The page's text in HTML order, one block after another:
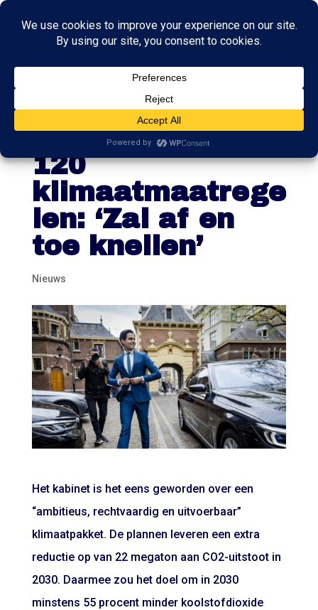
Kabinet trekt 28
miljard uit voor
120
klimaatmaatrege
len: ‘Zal af en
toe knellen’
Nieuws
Het kabinet is het eens geworden over een
“ambitieus, rechtvaardig en uitvoerbaar”
klimaatpakket. De plannen leveren een extra
reductie op van 22 megaton aan CO2-uitstoot in
2030. Daarmee zou het doel om in 2030
minstens 55 procent minder koolstofdioxide